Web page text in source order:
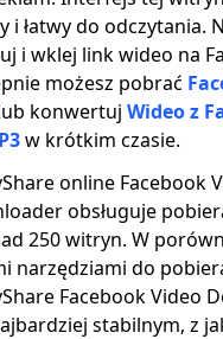
i łatwy do odczytania.
i wklej link wideo na
możesz pobrać
konwertuj Wideo z
w krótkim czasie.
online Facebook
obsługuje
250 witryn. W
narzędziami do
Facebook Video
stabilnym, z